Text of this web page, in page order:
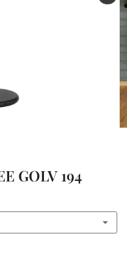
GOLV 194